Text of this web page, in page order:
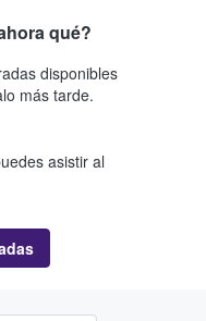
qué?
disponibles
más tarde.
asistir al